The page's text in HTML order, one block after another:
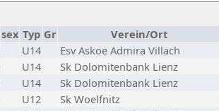
sex Typ Gr
Verein/Ort
U14
Esv Askoe Admira Villach
U14
Sk Dolomitenbank Lienz
U14
Sk Dolomitenbank Lienz
U12
Sk Woelfnitz